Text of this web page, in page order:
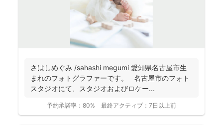
さはしめぐみ /sahashi megumi 愛知県名古屋市生
まれのフォトグラファーです。 名古屋市のフォト
スタジオにて、スタジオおよびロケー...
予約承諾率： 80% 最終アクティブ： 7日以上前